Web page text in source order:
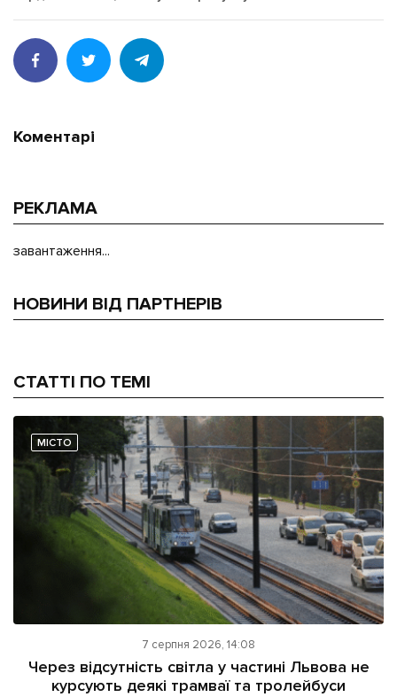
Коментарі
РЕКЛАМА
завантаження...
НОВИНИ ВІД ПАРТНЕРІВ
СТАТТІ ПО ТЕМІ
МІСТО
7 серпня 2026, 14:08
Через відсутність світла у частині Львова не
курсують деякі трамваї та тролейбуси